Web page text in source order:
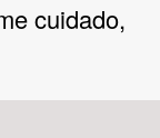
cuidado,